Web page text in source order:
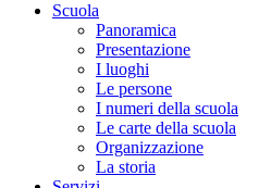
Scuola
Panoramica
Presentazione
I luoghi
Le persone
I numeri della scuola
Le carte della scuola
Organizzazione
La storia